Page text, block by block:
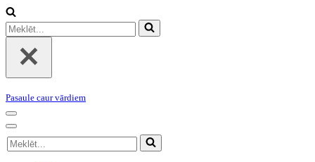
Meklēt...
Pasaule caur vārdiem
Navigation
Menu
Navigation
Menu
Meklēt...